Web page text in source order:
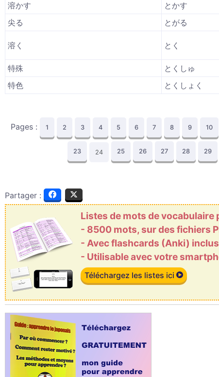
溶かす
とかす
尖る
とがる
溶く とく
特殊
とくしゅ
特色
とくしょく
Pages : 1 2 3 4 5 6 7 8 9 10
23 24 25 26 27 28 29
Partager :
Listes de mots de vocabulaire
- 8500 mots, sur des fichiers
- Avec flashcards (Anki) inclus
- Utilisable avec votre
Téléchargez les listes ici